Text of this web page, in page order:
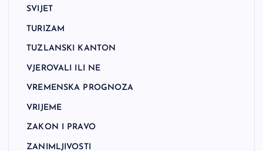
SVIJET
TURIZAM
TUZLANSKI KANTON
VJEROVALI ILI NE
VREMENSKA PROGNOZA
VRIJEME
ZAKON I PRAVO
ZANIMLJIVOSTI